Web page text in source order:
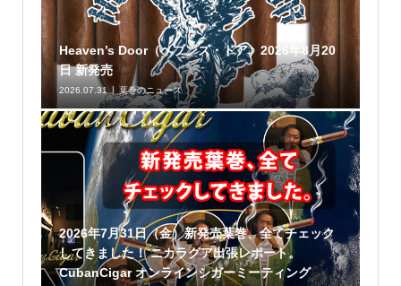
Heaven’s Door（ヘブンズ・ドア）2026年8月20
日 新発売
2026.07.31 葉巻のニュース
2026年7月31日（金）新発売葉巻、全てチェック
してきました！ ニカラグア出張レポート。
CubanCigar オンラインシガーミーティング